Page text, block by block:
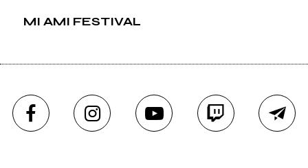
MI AMI FESTIVAL